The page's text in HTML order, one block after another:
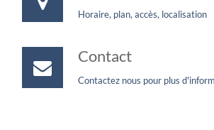
Horaire, plan, accès, localisation
Contact
Contactez nous pour plus